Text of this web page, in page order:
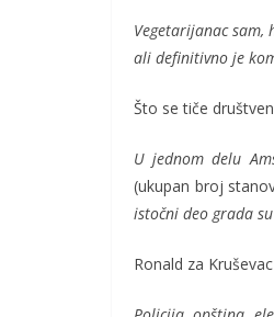
Vegetarijanac sam,
ali definitivno je
Što se tiče
U jednom delu
(ukupan broj
istočni deo grada
Ronald za